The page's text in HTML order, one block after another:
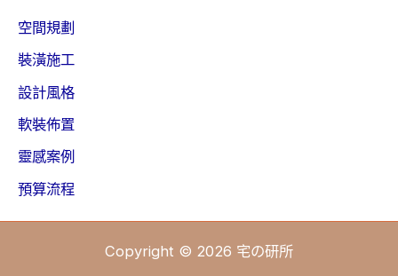
空間規劃
裝潢施工
設計風格
軟裝佈置
靈感案例
預算流程
Copyright © 2026 宅の研所